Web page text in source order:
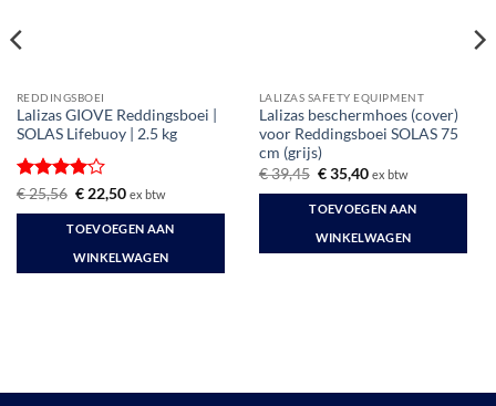
REDDINGSBOEI
Lalizas GIOVE Reddingsboei |
SOLAS Lifebuoy | 2.5 kg
Gewaardeerd
4uit 5
€25,56 Oorspronkelijke
was:
€ 25,56.
€22,50Huidige
is:
€ 22,50.
ex btw
TOEVOEGEN AAN
WINKELWAGEN
LALIZAS SAFETY EQUIPMENT
Lalizas beschermhoes (cover)
voor Reddingsboei SOLAS 75
cm (grijs)
€39,45 Oorspronkelijke
was:
€ 39,45.
€35,40Huidige
is:
€ 35,40.
ex btw
TOEVOEGEN AAN
WINKELWAGEN